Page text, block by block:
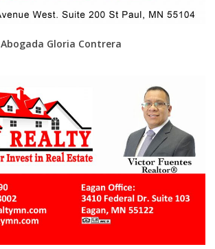
Abogada Gloria Contrera